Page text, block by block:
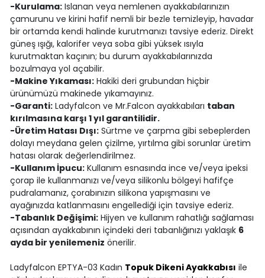
-Kurulama:Islanan veya nemlenen ayakkabılarınızın
çamurunu ve kirini hafif nemli bir bezle temizleyip, havadar
bir ortamda kendi halinde kurutmanızı tavsiye ederiz. Direkt
güneş ışığı, kalorifer veya soba gibi yüksek ısıyla
kurutmaktan kaçının; bu durum ayakkabılarınızda
bozulmaya yol açabilir.
-Makine Yıkaması:Hakiki deri grubundan hiçbir
ürünümüzü makinede yıkamayınız.
-Garanti:Ladyfalcon ve Mr.Falcon ayakkabıları taban
kırılmasına karşı 1 yıl garantilidir.
-Üretim Hatası Dışı:Sürtme ve çarpma gibi sebeplerden
dolayı meydana gelen çizilme, yırtılma gibi sorunlar üretim
hatası olarak değerlendirilmez.
-Kullanım İpucu:Kullanım esnasında ince ve/veya ipeksi
çorap ile kullanmanızı ve/veya silikonlu bölgeyi hafifçe
pudralamanız, çorabınızın silikona yapışmasını ve
ayağınızda katlanmasını engellediği için tavsiye ederiz.
-Tabanlık Değişimi:Hijyen ve kullanım rahatlığı sağlaması
açısından ayakkabının içindeki deri tabanlığınızı yaklaşık 6
ayda bir yenilemeniz önerilir.
Ladyfalcon EPTYA-03 Kadın Topuk Dikeni Ayakkabısı ile